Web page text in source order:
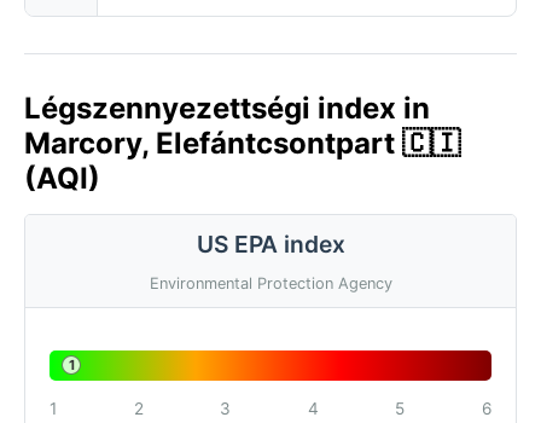
Légszennyezettségi index in
Marcory, Elefántcsontpart 🇨🇮
(AQI)
US EPA index
Environmental Protection Agency
1
1 2 3 4 5 6